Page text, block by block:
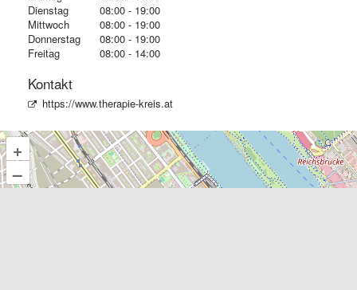
Dienstag
08:00 - 19:00
Mittwoch
08:00 - 19:00
Donnerstag
08:00 - 19:00
Freitag
08:00 - 14:00
Kontakt
https://www.therapie-kreis.at
+
–